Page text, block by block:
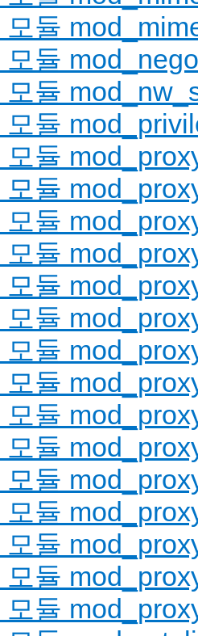
모듈
모듈
모듈
모듈
모듈
모듈
모듈
모듈
모듈
모듈
모듈
모듈
모듈
모듈
모듈
모듈
모듈
모듈
모듈